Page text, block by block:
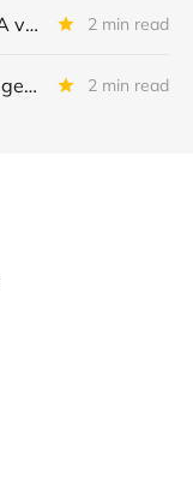
Bod op American Creek, PEA voor Goldshore en stijgende palmolieprijzen 2 min read
Deze edelmetaaldeposito's genieten mijn voorkeur 2 min read